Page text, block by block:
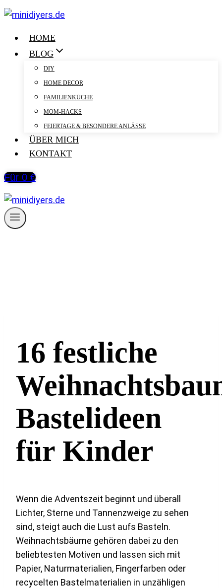
Zum
springenHOME
BLOG
DIY
HOME DECOR
FAMILIENKÜCHE
MOM-HACKS
FEIERTAGE & BESONDERE ANLÄSSE
ÜBER MICH
KONTAKT
Für 0 €
16 festliche
Bastelideen
für Kinder
Wenn die Adventszeit beginnt und überall
Lichter, Sterne und Tannenzweige zu sehen
sind, steigt auch die Lust aufs Basteln.
Weihnachtsbäume gehören dabei zu den
beliebtesten Motiven und lassen sich mit
Papier, Naturmaterialien, Fingerfarben oder
recycelten Bastelmaterialien in unzähligen